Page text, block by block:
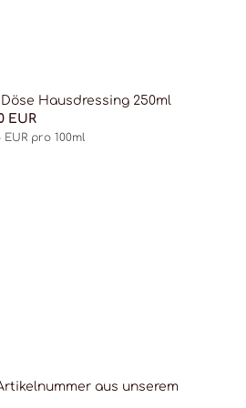
Haus­dres­sing 250ml
EUR
EUR pro 100ml
aus unserem